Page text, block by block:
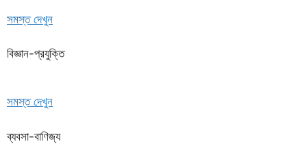
সমস্ত দেখুন
বিজ্ঞান-প্রযুক্তি
সমস্ত দেখুন
ব্যবসা-বাণিজ্য